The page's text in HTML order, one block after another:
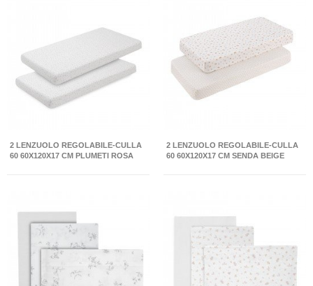
2 LENZUOLO REGOLABILE-CULLA
60 60X120X17 CM PLUMETI ROSA
2 LENZUOLO REGOLABILE-CULLA
60 60X120X17 CM SENDA BEIGE